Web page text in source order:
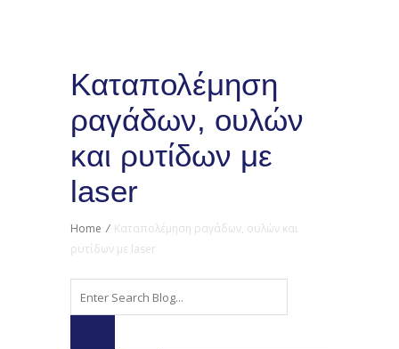
Καταπολέμηση
ραγάδων, oυλών
και ρυτίδων με
laser
Home / Καταπολέμηση ραγάδων, oυλών και
ρυτίδων με laser